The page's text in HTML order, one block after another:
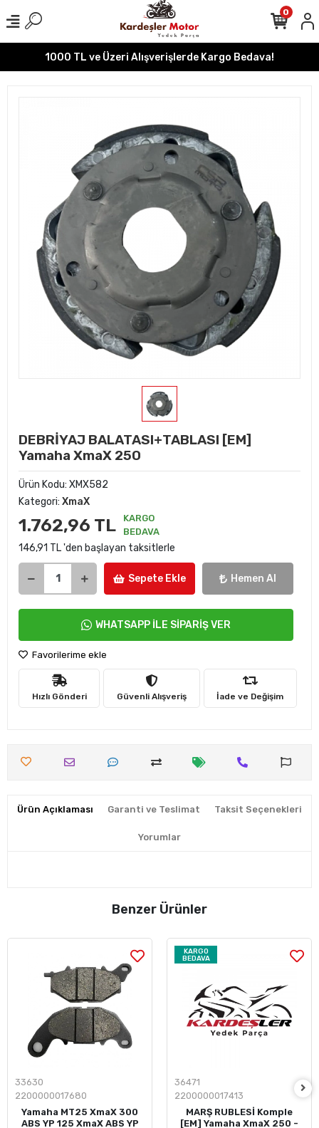
1000 TL ve Üzeri Alışverişlerde Kargo Bedava!
0
DEBRİYAJ BALATASI+TABLASI [EM]
Yamaha XmaX 250
Ürün Kodu: XMX582
Kategori: XmaX
1.762,96 TL
KARGO
BEDAVA
146,91 TL 'den başlayan taksitlerle
Sepete Ekle Hemen Al
WHATSAPP İLE SİPARİŞ VER
Favorilerime ekle
Hızlı Gönderi Güvenli Alışveriş İade ve Değişim
Ürün Açıklaması Garanti ve Teslimat Taksit Seçenekleri
Yorumlar
Benzer Ürünler
33630
2200000017680
ARKA FREN DİSK BALATASI
Yamaha MT25 XmaX 300
ABS YP 125 XmaX ABS YP
KARGO
BEDAVA
36471
2200000017413
MARŞ RUBLESİ Komple
[EM] Yamaha XmaX 250 -